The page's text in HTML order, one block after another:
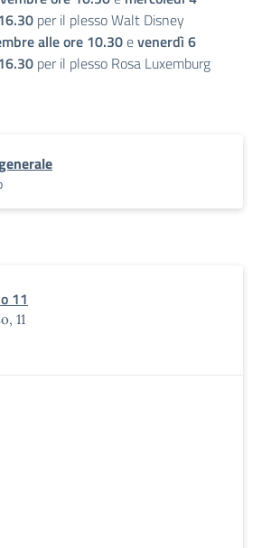
per il plesso Walt Disney
alle ore 10.30evenerdì 6
per il plesso Rosa Luxemburg
11
11